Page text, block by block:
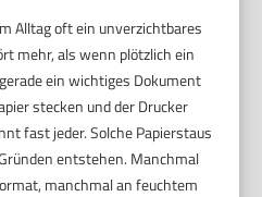
Alltag oft ein unverzichtbares
mehr, als wenn plötzlich ein
ein wichtiges Dokument
stecken und der Drucker
fast jeder. Solche Papierstaus
entstehen. Manchmal
manchmal an feuchtem